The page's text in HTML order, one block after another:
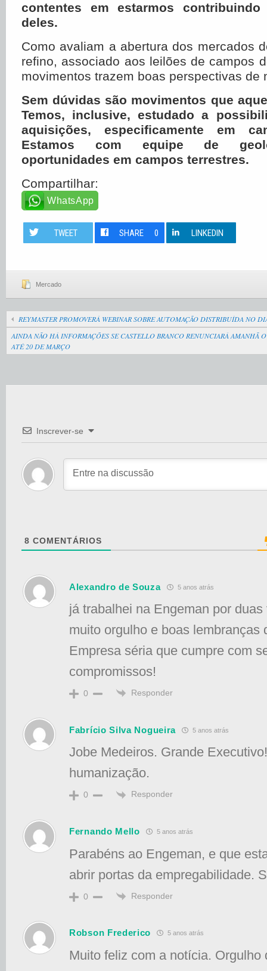
contentes em estarmos
deles.
Como avaliam a abertura dos mercados
refino, associado aos leilões de campos
movimentos trazem boas perspectivas de
Sem dúvidas são movimentos que
Temos, inclusive, estudado a
aquisições, especificamente em
Estamos com equipe de
oportunidades em campos terrestres.
Compartilhar:
WhatsApp
TWEET SHARE 0 LINKEDIN
Mercado
REYMASTER PROMOVERÁ WEBINAR SOBRE AUTOMAÇÃO DISTRIBUÍDA NO
AINDA NÃO HÁ INFORMAÇÕES SE CASTELLO BRANCO RENUNCIARÁ AMANHÃ
ATÉ 20 DE MARÇO
Inscrever-se
8 COMENTÁRIOS
Alexandro de Souza 5 anos atrás
já trabalhei na Engeman por
muito orgulho e boas lembranças
Empresa séria que cumpre com
compromissos!
0 Responder
Fabrício Silva Nogueira 5 anos atrás
Jobe Medeiros. Grande
humanização.
0 Responder
Fernando Mello 5 anos atrás
Parabéns ao Engeman, e que
abrir portas da empregabilidade.
0 Responder
Robson Frederico 5 anos atrás
Muito feliz com a notícia. Orgulho